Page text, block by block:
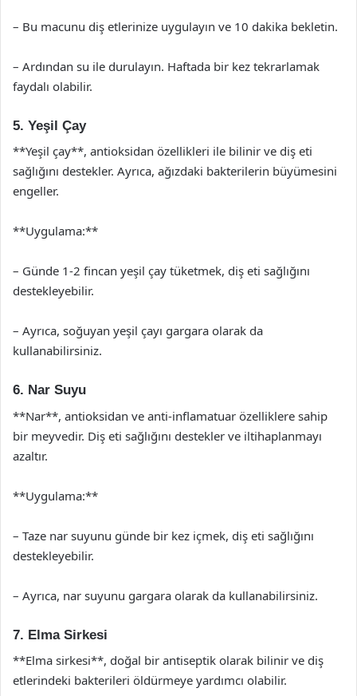
– Bu macunu diş etlerinize uygulayın ve 10 dakika bekletin.
– Ardından su ile durulayın. Haftada bir kez tekrarlamak
faydalı olabilir.
5. Yeşil Çay
**Yeşil çay**, antioksidan özellikleri ile bilinir ve diş eti
sağlığını destekler. Ayrıca, ağızdaki bakterilerin büyümesini
engeller.
**Uygulama:**
– Günde 1-2 fincan yeşil çay tüketmek, diş eti sağlığını
destekleyebilir.
– Ayrıca, soğuyan yeşil çayı gargara olarak da
kullanabilirsiniz.
6. Nar Suyu
**Nar**, antioksidan ve anti-inflamatuar özelliklere sahip
bir meyvedir. Diş eti sağlığını destekler ve iltihaplanmayı
azaltır.
**Uygulama:**
– Taze nar suyunu günde bir kez içmek, diş eti sağlığını
destekleyebilir.
– Ayrıca, nar suyunu gargara olarak da kullanabilirsiniz.
7. Elma Sirkesi
**Elma sirkesi**, doğal bir antiseptik olarak bilinir ve diş
etlerindeki bakterileri öldürmeye yardımcı olabilir.